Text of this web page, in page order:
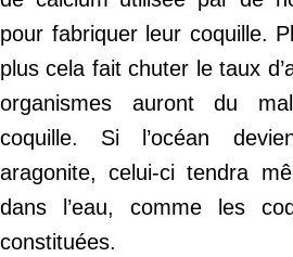
pour fabriquer leur coquille.
plus cela fait chuter le taux
organismes auront du
coquille. Si l’océan
aragonite, celui-ci tendra
dans l’eau, comme les
constituées.